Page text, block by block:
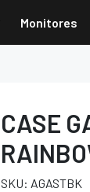
Monitores
CASE
SKU: AGASTBK